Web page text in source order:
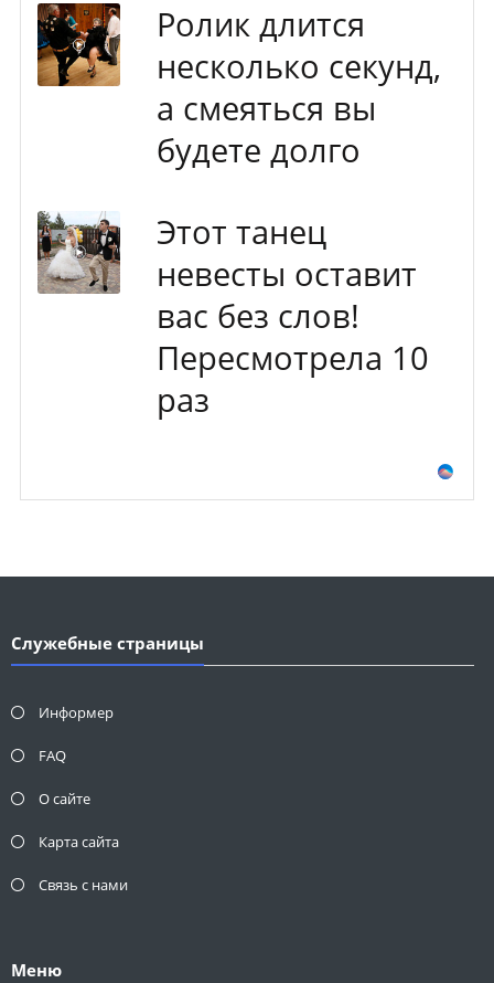
Ролик длится
несколько секунд,
а смеяться вы
будете долго
Этот танец
невесты оставит
вас без слов!
Пересмотрела 10
раз
Служебные страницы
Информер
FAQ
О сайте
Карта сайта
Связь с нами
Меню